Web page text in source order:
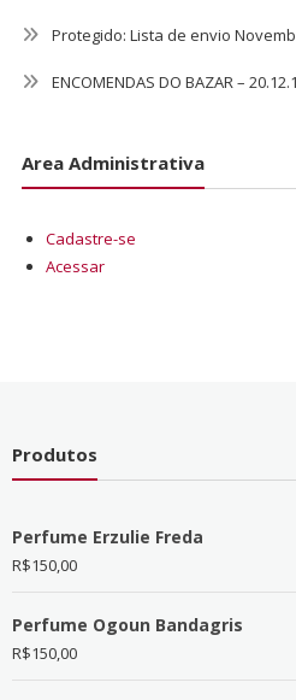
Protegido: Lista de envio
ENCOMENDAS DO BAZAR –
Area Administrativa
Cadastre-se
Acessar
Produtos
Perfume Erzulie Freda
R$150,00
Perfume Ogoun Bandagris
R$150,00